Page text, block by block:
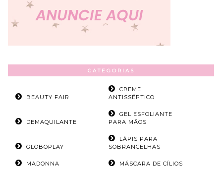
CATEGORIAS
BEAUTY FAIR
CREME
ANTISSÉPTICO
DEMAQUILANTE
GEL ESFOLIANTE
PARA MÃOS
GLOBOPLAY
LÁPIS PARA
SOBRANCELHAS
MADONNA MÁSCARA DE CÍLIOS